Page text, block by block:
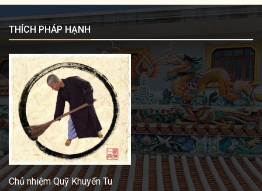
THÍCH PHÁP HẠNH
Chủ nhiệm Quỹ Khuyến Tu